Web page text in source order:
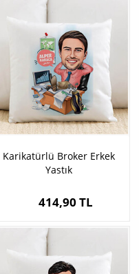
Karikatürlü Broker Erkek
Yastık
414,90 TL